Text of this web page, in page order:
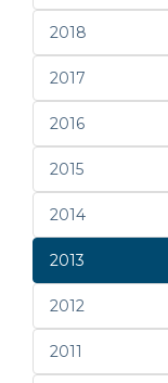
2018
2017
2016
2015
2014
2013
2012
2011